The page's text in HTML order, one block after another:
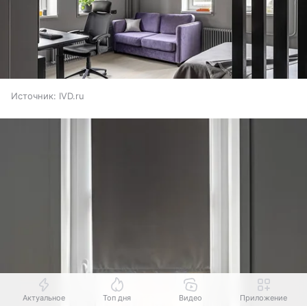
Источник: IVD.ru
Актуальное Топ дня Видео Приложение